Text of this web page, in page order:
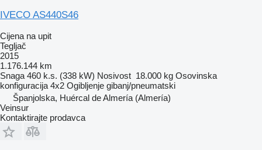
IVECO AS440S46
Cijena na upit
Tegljač
2015
1.176.144 km
Snaga 460 k.s. (338 kW) Nosivost 18.000 kg Osovinska
konfiguracija 4x2 Ogibljenje gibanj/pneumatski
Španjolska, Huércal de Almería (Almería)
Veinsur
Kontaktirajte prodavca